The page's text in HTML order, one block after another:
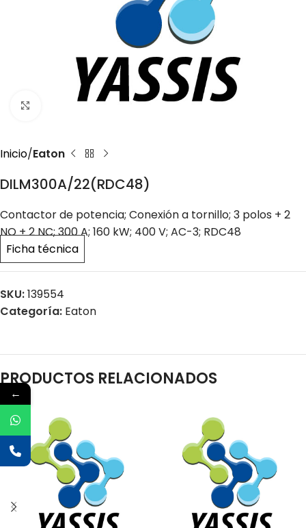
Click to enlarge
Inicio Eaton
DILM300A/22(RDC48)
Contactor de potencia; Conexión a tornillo; 3 polos + 2
NO + 2 NC; 300 A; 160 kW; 400 V; AC-3; RDC48
Ficha técnica
SKU:139554
Categoría: Eaton
PRODUCTOS RELACIONADOS
←